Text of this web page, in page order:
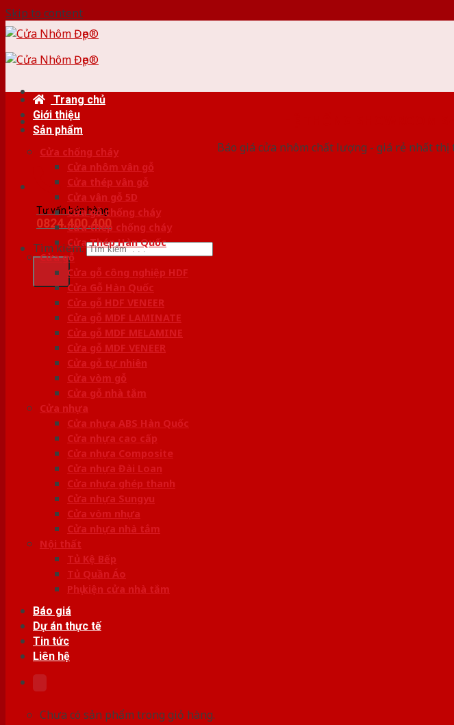
Skip to content
Báo giá cửa nhôm chất lượng - giá rẻ nhất thị
Tư vấn bán hàng
0824.400.400
Tìm kiếm:
Trang chủ
Giới thiệu
Sản phẩm
Cửa chống cháy
Cửa nhôm vân gỗ
Cửa thép vân gỗ
Cửa vân gỗ 5D
Cửa gỗ chống cháy
Cửa thép chống cháy
Cửa Thép Hàn Quốc
Cửa gỗ
Cửa gỗ công nghiệp HDF
Cửa Gỗ Hàn Quốc
Cửa gỗ HDF VENEER
Cửa gỗ MDF LAMINATE
Cửa gỗ MDF MELAMINE
Cửa gỗ MDF VENEER
Cửa gỗ tự nhiên
Cửa vòm gỗ
Cửa gỗ nhà tắm
Cửa nhựa
Cửa nhựa ABS Hàn Quốc
Cửa nhựa cao cấp
Cửa nhựa Composite
Cửa nhựa Đài Loan
Cửa nhựa ghép thanh
Cửa nhựa Sungyu
Cửa vòm nhựa
Cửa nhựa nhà tắm
Nội thất
Tủ Kệ Bếp
Tủ Quần Áo
Phụ kiện cửa nhà tắm
Báo giá
Dự án thực tế
Tin tức
Liên hệ
Chưa có sản phẩm trong giỏ hàng.